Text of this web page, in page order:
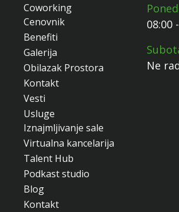
Coworking
Cenovnik
Benefiti
Galerija
Obilazak Prostora
Kontakt
Vesti
Usluge
Iznajmljivanje sale
Virtualna kancelarija
Talent Hub
Podkast studio
Blog
Kontakt
08:00
Ne